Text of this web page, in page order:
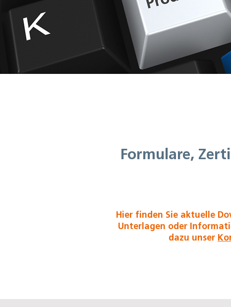
Formulare,
Hier finden Sie aktuelle
Unterlagen oder
dazu unser